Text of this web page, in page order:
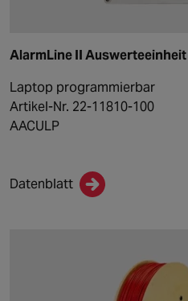
AlarmLine II Auswerteeinheit
Laptop programmierbar
Artikel-Nr. 22-11810-100
AACULP
Datenblatt